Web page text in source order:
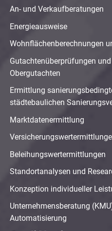
An- und Verkaufberatungen
Energieausweise
Wohnflächenberechnungen
Gutachtenüberprüfungen
Obergutachten
Ermittlung
städtebaulichen
Marktdatenermittlung
Beleihungswertermittlungen
Standortanalysen und
Konzeption individueller
Unternehmensberatung
Automatisierung